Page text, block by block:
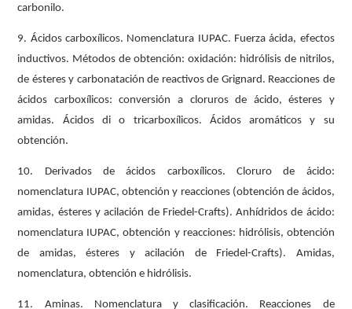
carbonilo.
9. Ácidos carboxílicos. Nomenclatura IUPAC. Fuerza ácida, efectos
inductivos. Métodos de obtención: oxidación: hidrólisis de nitrilos,
de ésteres y carbonatación de reactivos de Grignard. Reacciones de
ácidos carboxílicos: conversión a cloruros de ácido, ésteres y
amidas. Ácidos di o tricarboxílicos. Ácidos aromáticos y su
obtención.
10. Derivados de ácidos carboxílicos. Cloruro de ácido:
nomenclatura IUPAC, obtención y reacciones (obtención de ácidos,
amidas, ésteres y acilación de Friedel-Crafts). Anhídridos de ácido:
nomenclatura IUPAC, obtención y reacciones: hidrólisis, obtención
de amidas, ésteres y acilación de Friedel-Crafts). Amidas,
nomenclatura, obtención e hidrólisis.
11. Aminas. Nomenclatura y clasificación. Reacciones de